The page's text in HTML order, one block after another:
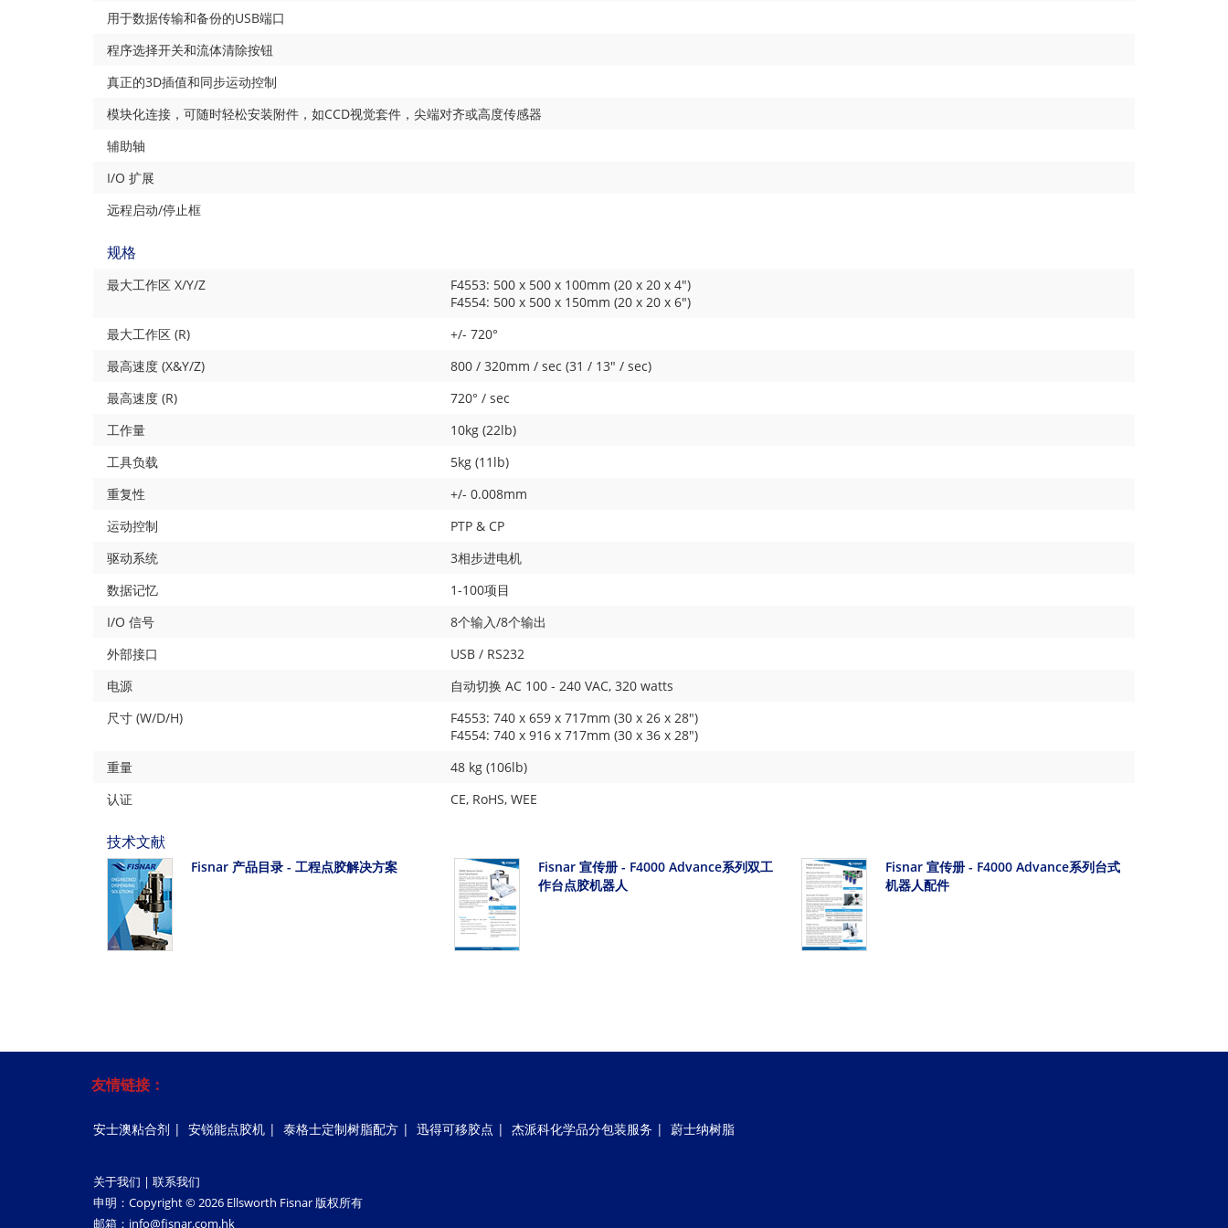
用于数据传输和备份的USB端口
程序选择开关和流体清除按钮
真正的3D插值和同步运动控制
模块化连接，可随时轻松安装附件，如CCD视觉套件，尖端对齐或高度传感器
辅助轴
I/O 扩展
远程启动/停止框
规格
最大工作区 X/Y/Z
F4553: 500 x 500 x 100mm (20 x 20 x 4")
F4554: 500 x 500 x 150mm (20 x 20 x 6")
最大工作区 (R)
+/- 720°
最高速度 (X&Y/Z)
800 / 320mm / sec (31 / 13" / sec)
最高速度 (R)
720° / sec
工作量
10kg (22lb)
工具负载
5kg (11lb)
重复性
+/- 0.008mm
运动控制
PTP & CP
驱动系统
3相步进电机
数据记忆
1-100项目
I/O 信号
8个输入/8个输出
外部接口
USB / RS232
电源
自动切换 AC 100 - 240 VAC, 320 watts
尺寸 (W/D/H)
F4553: 740 x 659 x 717mm (30 x 26 x 28")
F4554: 740 x 916 x 717mm (30 x 36 x 28")
重量
48 kg (106lb)
认证
CE, RoHS, WEE
技术文献
Fisnar 产品目录 - 工程点胶解决方案
Fisnar 宣传册 - F4000 Advance系列双工
作台点胶机器人
Fisnar 宣传册 - F4000 Advance系列台式
机器人配件
友情链接：
安士澳粘合剂 | 安锐能点胶机 | 泰格士定制树脂配方 | 迅得可移胶点 | 杰派科化学品分包装服务 | 蔚士纳树脂
关于我们 | 联系我们
申明：Copyright © 2026 Ellsworth Fisnar 版权所有
邮箱： info@fisnar.com.hk